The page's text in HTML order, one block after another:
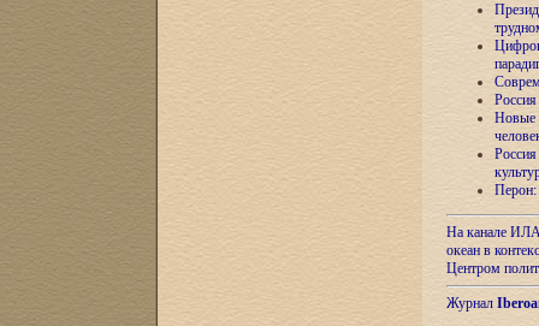
Новые
Перон:
На канале
океан в
Центром
Журнал